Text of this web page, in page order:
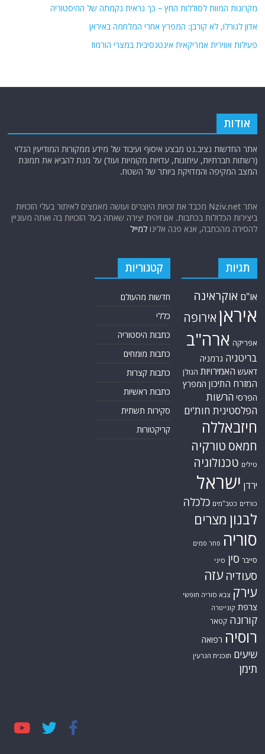
מקרונות המוות לסוללות החץ – כך נראית נקמתה של ההיסטוריה
אדון לגורלו, לא קורבן: המפרץ אחרי המלחמה באיראן
פעילות אווירית אמריקאית אינטנסיבית במצרי הורמוז
אודות
אתר החדשות נציב.נט מבצע איסוף ועיבוד של מידע ממקורות המודיעין הגלוי
(רשתות חברתיות, עיתונות, עדויות מקומיות ועוד) על מנת להביא את תמונת
המצב המקיפה והמדויקת ביותר של השטח.
אתר Nziv.net מכבד את זכויות היוצרים ועושה מאמצים לאיתור בעלי הזכויות
ביצירות הכלולות בכתבות. אם זיהית יצירה שאתה בעל הזכויות בה ואתה מעוניין
להסירה מהכתבה, אנא פנה אלינולמייל
תגיות
או"ם אוקראינה
איראן אירופה
אפריקה ארה"ב
בריטניה גרמניה
דאעש האמירויות הגולן
המזרח התיכון המפרץ
הפרסי הרשות
הפלסטינית חות'ים
חיזבאללה
חמאס טורקיה
טילים טכנולוגיה
ירדן ישראל
כורדים כטב"מים כלכלה
לבנון מצרים
סוריה סחר סמים
סייבר סין סיני
סעודיה עזה
עירק צבא סוריה חופשי
צרפת קונייטרה
קורונה קטאר
רוסיה רפואה
שיעים תוכנית הגרעין
תימן
קטגוריות
חדשות מהעולם
כללי
כתבות היסטוריה
כתבות מומחים
כתבות קצרות
כתבות ראשיות
סקירות תשתית
קריקטורות